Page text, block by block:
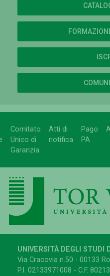
Comitato
Unico di
Garanzia
Atti di
notifica
Pago
PA
UNIVERSITÀ DEGLI STUDI
Via Cracovia n.50 - 00133
P.I. 02133971008 - C.F.